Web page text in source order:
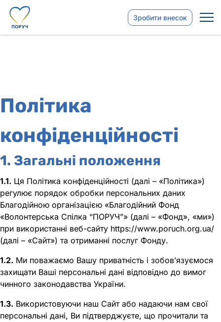
Зробити внесок
Політика
конфіденційності
1. Загальні положення
1.1. Ця Політика конфіденційності (далі – «Політика»)
регулює порядок обробки персональних даних
Благодійною організацією «Благодійний Фонд
«Волонтерська Спілка “ПОРУЧ”» (далі – «Фонд», «ми»)
при використанні веб-сайту https://www.poruch.org.ua/
(далі – «Сайт») та отриманні послуг Фонду.
1.2. Ми поважаємо Вашу приватність і зобов’язуємося
захищати Ваші персональні дані відповідно до вимог
чинного законодавства України.
1.3. Використовуючи наш Сайт або надаючи нам свої
персональні дані, Ви підтверджуєте, що прочитали та